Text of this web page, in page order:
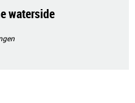
waterside